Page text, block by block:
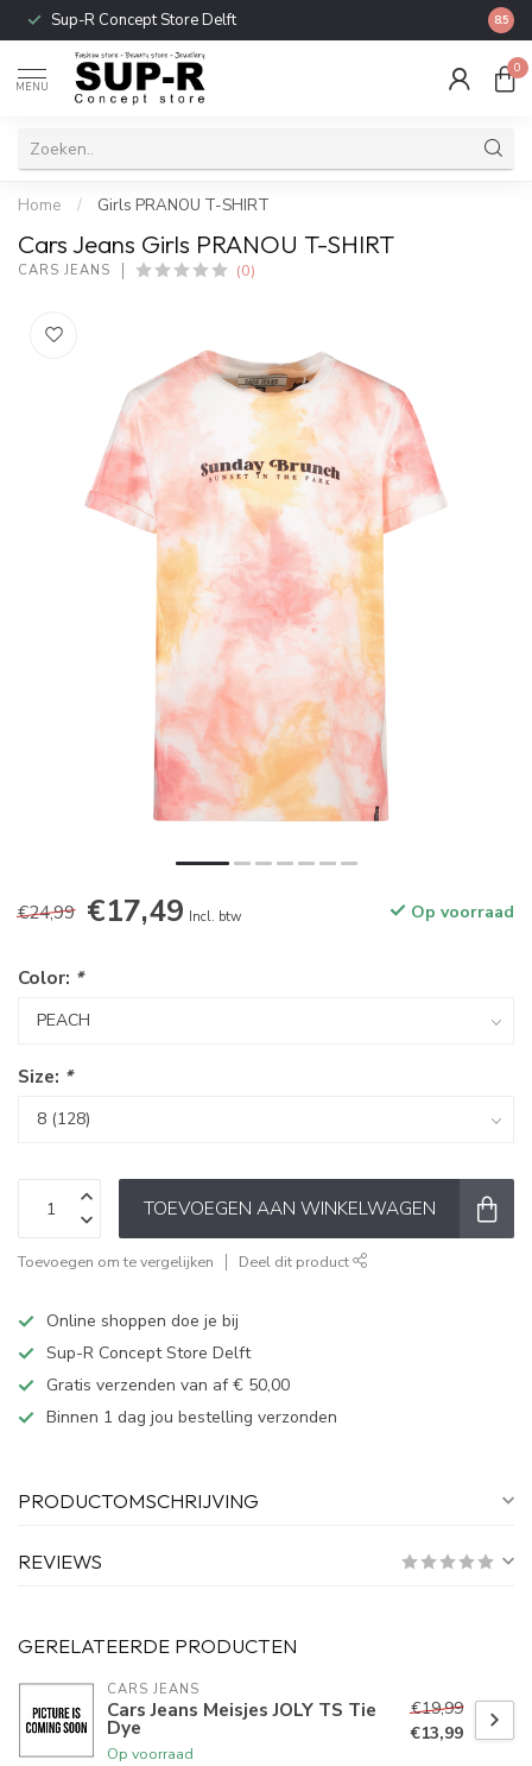
Sup-R Concept Store Delft 8.5
MENU
0
Home / Girls PRANOU T-SHIRT
Cars Jeans Girls PRANOU T-SHIRT
CARS JEANS (0)
€24,99 €17,49 Incl. btw Op voorraad
Color: *
Size: *
TOEVOEGEN AAN WINKELWAGEN
Toevoegen om te vergelijken Deel dit product
Online shoppen doe je bij
Sup-R Concept Store Delft
Gratis verzenden van af € 50,00
Binnen 1 dag jou bestelling verzonden
PRODUCTOMSCHRIJVING
REVIEWS
GERELATEERDE PRODUCTEN
CARS JEANS
Cars Jeans Meisjes JOLY TS Tie
Dye
Op voorraad
€19,99
€13,99